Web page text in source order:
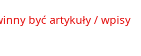
być artykuły / wpisy